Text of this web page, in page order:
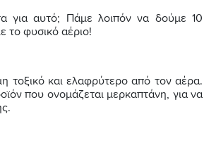
για αυτό; Πάμε λοιπόν να δούμε 10
το φυσικό αέριο!
τοξικό και ελαφρύτερο από τον αέρα.
που ονομάζεται μερκαπτάνη, για να